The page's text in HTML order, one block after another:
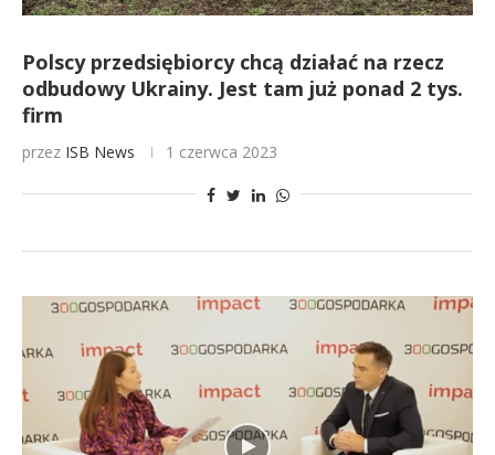
Polscy przedsiębiorcy chcą działać na rzecz
odbudowy Ukrainy. Jest tam już ponad 2 tys.
firm
przez ISB News 1 czerwca 2023